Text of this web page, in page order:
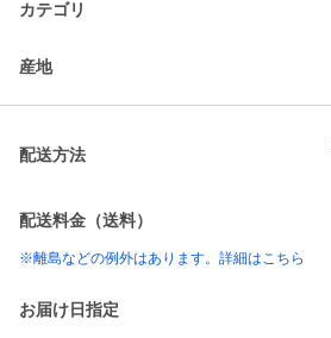
カテゴリ
産地
配送方法
配送料金（送料）
※離島などの例外はあります。詳細はこちら
お届け日指定